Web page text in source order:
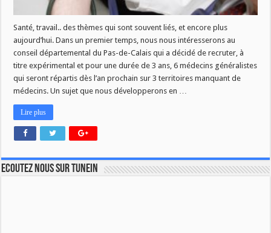
CABBALR
SOIGNE
SES
TPE
Santé, travail.. des thèmes qui sont souvent liés, et encore plus
aujourd’hui. Dans un premier temps, nous nous intéresserons au
conseil départemental du Pas-de-Calais qui a décidé de recruter, à
titre expérimental et pour une durée de 3 ans, 6 médecins généralistes
qui seront répartis dès l’an prochain sur 3 territoires manquant de
médecins. Un sujet que nous développerons en …
Lire plus
Ecoutez nous sur TuneIn